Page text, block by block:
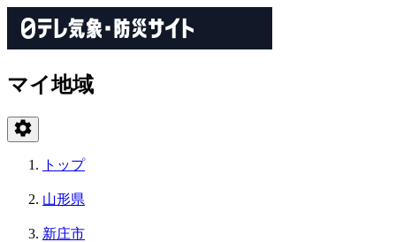
マイ地域
トップ
山形県
新庄市